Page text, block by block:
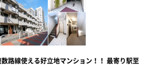
路線使える好立地マンション！！ 最寄り駅至